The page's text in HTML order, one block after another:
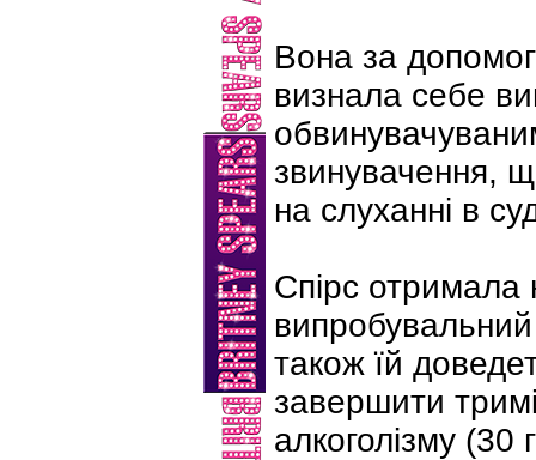
Вона за
визнала себе
звинувачення,
на слуханні в
Спірс отримала
також їй
завершити
алкоголізму (30